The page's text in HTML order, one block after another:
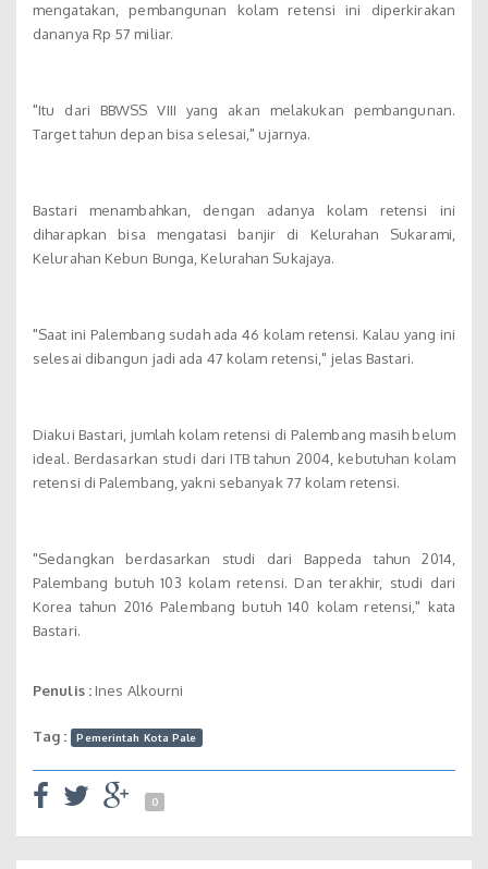
mengatakan, pembangunan kolam retensi ini diperkirakan
dananya Rp 57 miliar.
"Itu dari BBWSS VIII yang akan melakukan pembangunan.
Target tahun depan bisa selesai," ujarnya.
Bastari menambahkan, dengan adanya kolam retensi ini
diharapkan bisa mengatasi banjir di Kelurahan Sukarami,
Kelurahan Kebun Bunga, Kelurahan Sukajaya.
"Saat ini Palembang sudah ada 46 kolam retensi. Kalau yang ini
selesai dibangun jadi ada 47 kolam retensi," jelas Bastari.
Diakui Bastari, jumlah kolam retensi di Palembang masih belum
ideal. Berdasarkan studi dari ITB tahun 2004, kebutuhan kolam
retensi di Palembang, yakni sebanyak 77 kolam retensi.
"Sedangkan berdasarkan studi dari Bappeda tahun 2014,
Palembang butuh 103 kolam retensi. Dan terakhir, studi dari
Korea tahun 2016 Palembang butuh 140 kolam retensi," kata
Bastari.
Penulis :Ines Alkourni
Tag : Pemerintah Kota Pale
0